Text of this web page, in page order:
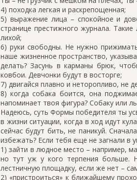
4) походка легкая и раскрепощенная;
5) выражение лица – спокойное и
странице престижного журнала.
лихой;
6) руки свободны. Не нужно
наше жизненное пространство,
делать? Засунь в карманы брюк,
ковбои. Девчонки будут в восторге;
7) двигайся плавно и неторопливо, не
8) когда собака боится, она
напоминает твоя фигура? Собаку или
Надеюсь, суть Формы победителя ты
в жизни ситуации, когда в ход идут
сейчас будут бить, не паникуй.
избежать? Если тебя еще не загнали в
1) зайти в людное место – например,
но тут уж у кого терпения больше.
лестничную площадку, если же нет –
2) «пристроиться» к ближайшему